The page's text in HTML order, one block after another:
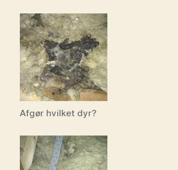
Afgør hvilket dyr?